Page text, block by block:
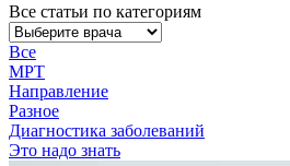
Все статьи по категориям
Все
МРТ
Направление
Разное
Диагностика заболеваний
Это надо знать